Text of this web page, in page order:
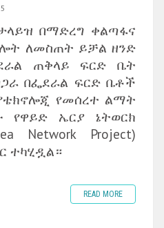
በማድረግ ቀልጣፋና
ለመስጠት ይቻል ዘንድ
ጠቅላይ ፍርድ ቤት
በፌደራል ፍርድ ቤቶች
የመሰረተ ልማት
የዋይድ ኤርያ ኔትወርክ
Network Project)
ተካሂዷል።
READ MORE